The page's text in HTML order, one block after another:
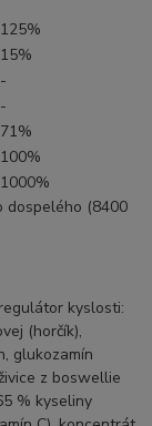
125%
15%
-
-
71%
100%
1000%
dospelého (8400
kyslosti:
(horčík),
glukozamín
z boswellie
% kyseliny